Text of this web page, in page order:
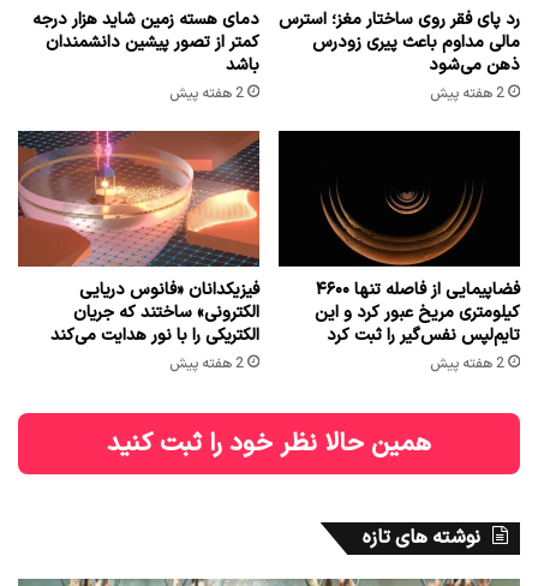
رد پای فقر روی ساختار مغز؛ استرس
مالی مداوم باعث پیری زودرس
ذهن می‌شود
2 هفته پیش
دمای هسته زمین شاید هزار درجه
کمتر از تصور پیشین دانشمندان
باشد
2 هفته پیش
فضاپیمایی از فاصله تنها ۴۶۰۰
کیلومتری مریخ عبور کرد و این
تایم‌لپس نفس‌گیر را ثبت کرد
2 هفته پیش
فیزیکدانان «فانوس دریایی
الکترونی» ساختند که جریان
الکتریکی را با نور هدایت می‌کند
2 هفته پیش
همین حالا نظر خود را ثبت کنید
نوشته های تازه